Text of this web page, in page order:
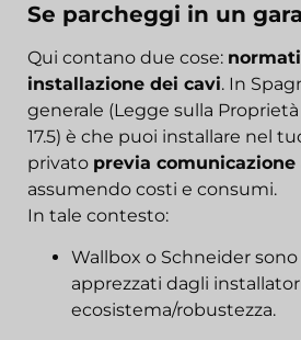
Se parcheggi in un
Qui contano due cose:
installazione dei cavi. In
generale (Legge sulla
17.5) è che puoi installare nel
privato previa
assumendo costi e consumi.
In tale contesto:
Wallbox o Schneider
apprezzati dagli
ecosistema/robustezza.